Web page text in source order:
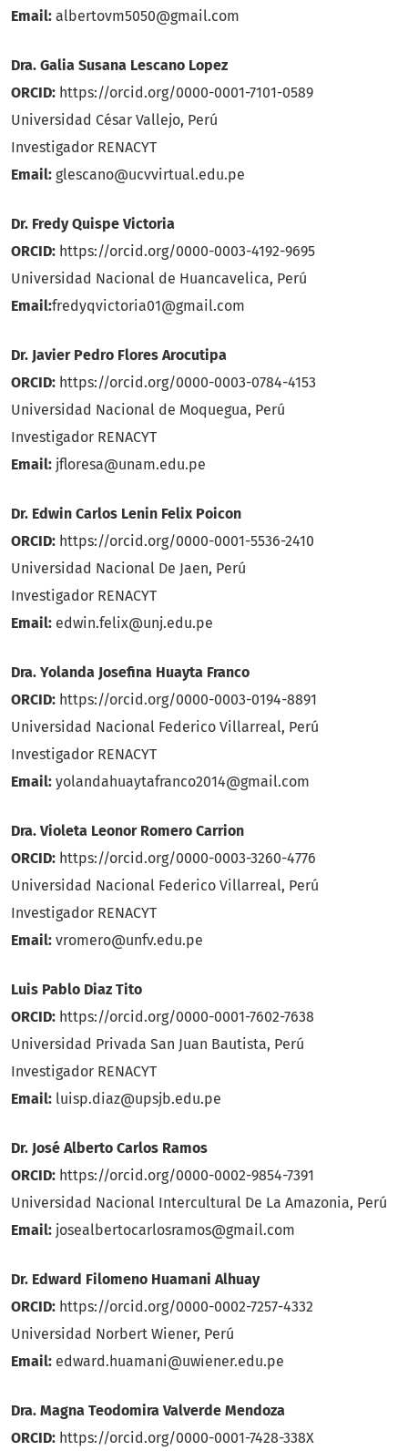
Email: albertovm5050@gmail.com
Dra. Galia Susana Lescano Lopez
ORCID: https://orcid.org/0000-0001-7101-0589
Universidad César Vallejo, Perú
Investigador RENACYT
Email: glescano@ucvvirtual.edu.pe
Dr. Fredy Quispe Victoria
ORCID: https://orcid.org/0000-0003-4192-9695
Universidad Nacional de Huancavelica, Perú
Email:fredyqvictoria01@gmail.com
Dr. Javier Pedro Flores Arocutipa
ORCID: https://orcid.org/0000-0003-0784-4153
Universidad Nacional de Moquegua, Perú
Investigador RENACYT
Email: jfloresa@unam.edu.pe
Dr. Edwin Carlos Lenin Felix Poicon
ORCID: https://orcid.org/0000-0001-5536-2410
Universidad Nacional De Jaen, Perú
Investigador RENACYT
Email: edwin.felix@unj.edu.pe
Dra. Yolanda Josefina Huayta Franco
ORCID: https://orcid.org/0000-0003-0194-8891
Universidad Nacional Federico Villarreal, Perú
Investigador RENACYT
Email: yolandahuaytafranco2014@gmail.com
Dra. Violeta Leonor Romero Carrion
ORCID: https://orcid.org/0000-0003-3260-4776
Universidad Nacional Federico Villarreal, Perú
Investigador RENACYT
Email: vromero@unfv.edu.pe
Luis Pablo Diaz Tito
ORCID: https://orcid.org/0000-0001-7602-7638
Universidad Privada San Juan Bautista, Perú
Investigador RENACYT
Email: luisp.diaz@upsjb.edu.pe
Dr. José Alberto Carlos Ramos
ORCID: https://orcid.org/0000-0002-9854-7391
Universidad Nacional Intercultural De La Amazonia, Perú
Email: josealbertocarlosramos@gmail.com
Dr. Edward Filomeno Huamani Alhuay
ORCID: https://orcid.org/0000-0002-7257-4332
Universidad Norbert Wiener, Perú
Email: edward.huamani@uwiener.edu.pe
Dra. Magna Teodomira Valverde Mendoza
ORCID: https://orcid.org/0000-0001-7428-338X